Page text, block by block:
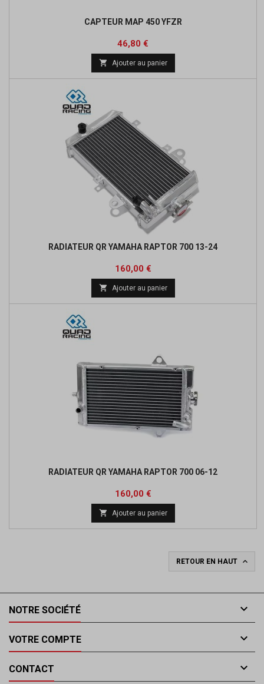
CAPTEUR MAP 450 YFZR
Prix
46,80 €
 Ajouter au panier
RADIATEUR QR YAMAHA RAPTOR 700 13-24
Prix
160,00 €
 Ajouter au panier
RADIATEUR QR YAMAHA RAPTOR 700 06-12
Prix
160,00 €
 Ajouter au panier
RETOUR EN HAUT 
NOTRE SOCIÉTÉ 
VOTRE COMPTE 
CONTACT 